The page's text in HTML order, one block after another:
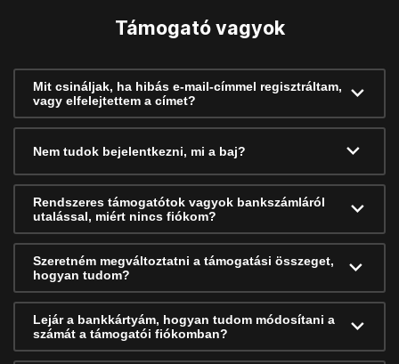
Támogató vagyok
Mit csináljak, ha hibás e-mail-címmel regisztráltam,
vagy elfelejtettem a címet?
Nem tudok bejelentkezni, mi a baj?
Rendszeres támogatótok vagyok bankszámláról
utalással, miért nincs fiókom?
Szeretném megváltoztatni a támogatási összeget,
hogyan tudom?
Lejár a bankkártyám, hogyan tudom módosítani a
számát a támogatói fiókomban?